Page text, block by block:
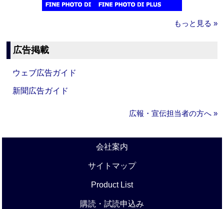
もっと見る »
広告掲載
ウェブ広告ガイド
新聞広告ガイド
広報・宣伝担当者の方へ »
会社案内
サイトマップ
Product List
購読・試読申込み